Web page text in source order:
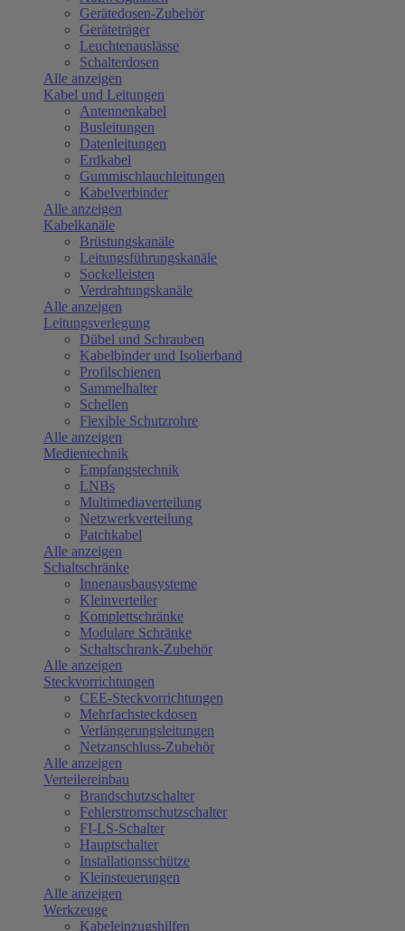
Gerätedosen-Zubehör
Geräteträger
Leuchtenauslässe
Schalterdosen
Alle anzeigen
Kabel und Leitungen
Antennenkabel
Busleitungen
Datenleitungen
Erdkabel
Gummischlauchleitungen
Kabelverbinder
Alle anzeigen
Kabelkanäle
Brüstungskanäle
Leitungsführungskanäle
Sockelleisten
Verdrahtungskanäle
Alle anzeigen
Leitungsverlegung
Dübel und Schrauben
Kabelbinder und Isolierband
Profilschienen
Sammelhalter
Schellen
Flexible Schutzrohre
Alle anzeigen
Medientechnik
Empfangstechnik
LNBs
Multimediaverteilung
Netzwerkverteilung
Patchkabel
Alle anzeigen
Schaltschränke
Innenausbausysteme
Kleinverteiler
Komplettschränke
Modulare Schränke
Schaltschrank-Zubehör
Alle anzeigen
Steckvorrichtungen
CEE-Steckvorrichtungen
Mehrfachsteckdosen
Verlängerungsleitungen
Netzanschluss-Zubehör
Alle anzeigen
Verteilereinbau
Brandschutzschalter
Fehlerstromschutzschalter
FI-LS-Schalter
Hauptschalter
Installationsschütze
Kleinsteuerungen
Alle anzeigen
Werkzeuge
Kabeleinzugshilfen